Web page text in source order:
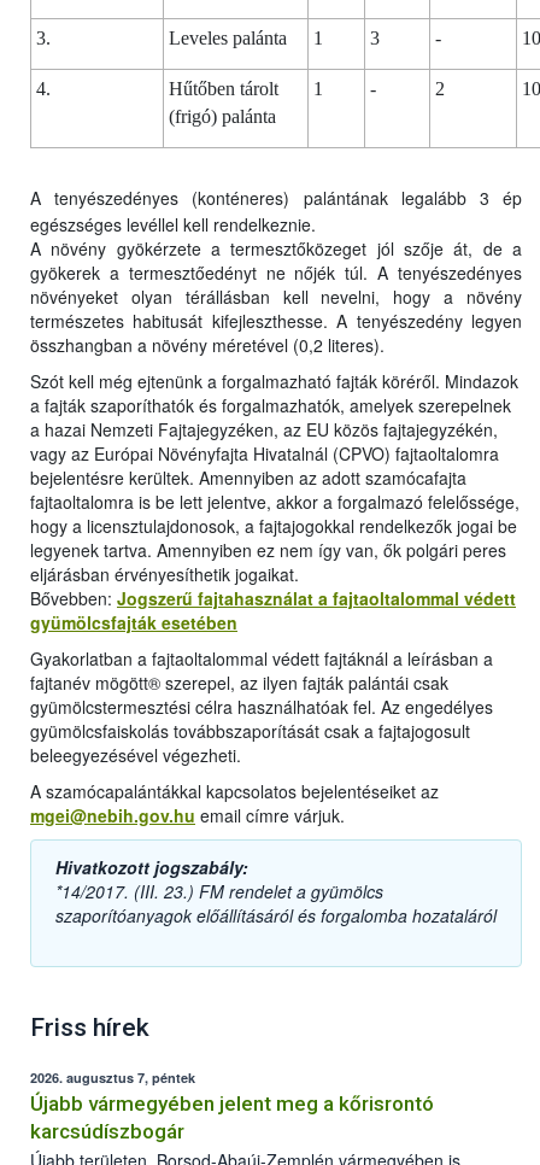
3. Leveles palánta 1 3 - 10
4.
Hűtőben tárolt
(frigó) palánta
1 - 2 10
A tenyészedényes (konténeres) palántának legalább 3 ép
egészséges levéllel kell rendelkeznie.
A növény gyökérzete a termesztőközeget jól szője át, de a
gyökerek a termesztőedényt ne nőjék túl. A tenyészedényes
növényeket olyan térállásban kell nevelni, hogy a növény
természetes habitusát kifejleszthesse. A tenyészedény legyen
összhangban a növény méretével (0,2 literes).
Szót kell még ejtenünk a forgalmazható fajták köréről. Mindazok
a fajták szaporíthatók és forgalmazhatók, amelyek szerepelnek
a hazai Nemzeti Fajtajegyzéken, az EU közös fajtajegyzékén,
vagy az Európai Növényfajta Hivatalnál (CPVO) fajtaoltalomra
bejelentésre kerültek. Amennyiben az adott szamócafajta
fajtaoltalomra is be lett jelentve, akkor a forgalmazó felelőssége,
hogy a licensztulajdonosok, a fajtajogokkal rendelkezők jogai be
legyenek tartva. Amennyiben ez nem így van, ők polgári peres
eljárásban érvényesíthetik jogaikat.
Bővebben: Jogszerű fajtahasználat a fajtaoltalommal védett
gyümölcsfajták esetében
Gyakorlatban a fajtaoltalommal védett fajtáknál a leírásban a
fajtanév mögött® szerepel, az ilyen fajták palántái csak
gyümölcstermesztési célra használhatóak fel. Az engedélyes
gyümölcsfaiskolás továbbszaporítását csak a fajtajogosult
beleegyezésével végezheti.
A szamócapalántákkal kapcsolatos bejelentéseiket az
mgei@nebih.gov.hu email címre várjuk.
Hivatkozott jogszabály:
*14/2017. (III. 23.) FM rendelet a gyümölcs
szaporítóanyagok előállításáról és forgalomba hozataláról
Friss hírek
2026. augusztus 7, péntek
Újabb vármegyében jelent meg a kőrisrontó
karcsúdíszbogár